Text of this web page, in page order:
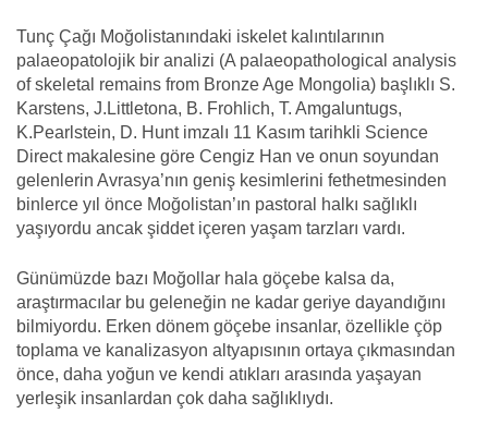
Tunç Çağı Moğolistanındaki iskelet kalıntılarının
palaeopatolojik bir analizi (A palaeopathological analysis
of skeletal remains from Bronze Age Mongolia) başlıklı S.
Karstens, J.Littletona, B. Frohlich, T. Amgaluntugs,
K.Pearlstein, D. Hunt imzalı 11 Kasım tarihkli Science
Direct makalesine göre Cengiz Han ve onun soyundan
gelenlerin Avrasya’nın geniş kesimlerini fethetmesinden
binlerce yıl önce Moğolistan’ın pastoral halkı sağlıklı
yaşıyordu ancak şiddet içeren yaşam tarzları vardı.
Günümüzde bazı Moğollar hala göçebe kalsa da,
araştırmacılar bu geleneğin ne kadar geriye dayandığını
bilmiyordu. Erken dönem göçebe insanlar, özellikle çöp
toplama ve kanalizasyon altyapısının ortaya çıkmasından
önce, daha yoğun ve kendi atıkları arasında yaşayan
yerleşik insanlardan çok daha sağlıklıydı.